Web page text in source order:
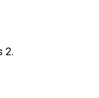
2.